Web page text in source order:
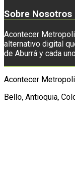
Sobre Nosotros
Acontecer
alternativo digital
de Aburrá y cada
Acontecer
Bello, Antioquia,